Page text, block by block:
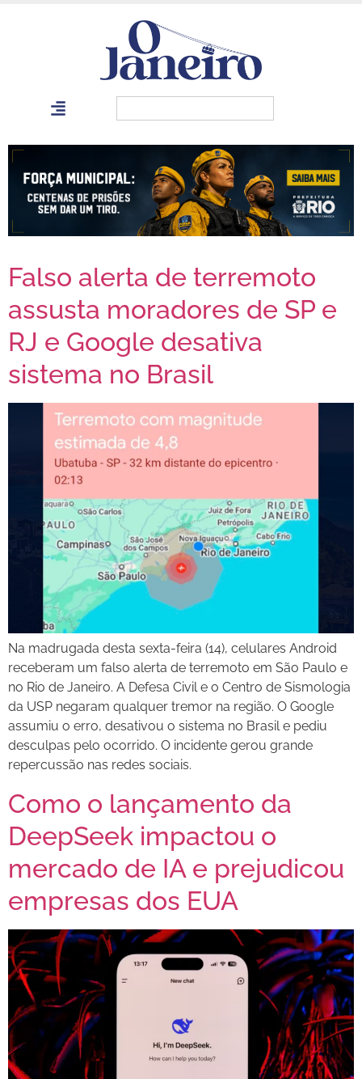
Falso alerta de terremoto
assusta moradores de SP e
RJ e Google desativa
sistema no Brasil
Na madrugada desta sexta-feira (14), celulares Android
receberam um falso alerta de terremoto em São Paulo e
no Rio de Janeiro. A Defesa Civil e o Centro de Sismologia
da USP negaram qualquer tremor na região. O Google
assumiu o erro, desativou o sistema no Brasil e pediu
desculpas pelo ocorrido. O incidente gerou grande
repercussão nas redes sociais.
Como o lançamento da
DeepSeek impactou o
mercado de IA e prejudicou
empresas dos EUA